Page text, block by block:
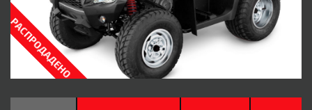
РАСПРОДАДЕНО